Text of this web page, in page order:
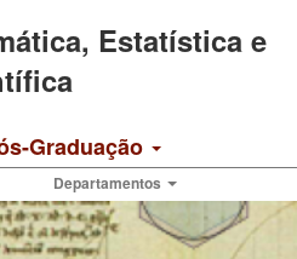
Estatística e
Graduação
Departamentos